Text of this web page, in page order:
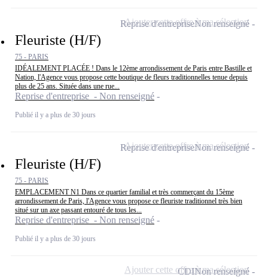
Fleuriste (H/F)
75 - PARIS
IDÉALEMENT PLACÉE ! Dans le 12ème arrondissement de Paris entre Bastille et
Nation, l'Agence vous propose cette boutique de fleurs traditionnelles tenue depuis
plus de 25 ans. Située dans une rue...
Reprise d'entreprise - Non renseigné
Publié il y a plus de 30 jours
Reprise d'entrepriseNon renseigné
Ajouter cette offre à ma sélection
Fleuriste (H/F)
75 - PARIS
EMPLACEMENT N1 Dans ce quartier familial et très commerçant du 15ème
arrondissement de Paris, l'Agence vous propose ce fleuriste traditionnel très bien
situé sur un axe passant entouré de tous les...
Reprise d'entreprise - Non renseigné
Publié il y a plus de 30 jours
Reprise d'entrepriseNon renseigné
Ajouter cette offre à ma sélection
CDINon renseigné
Ajouter cette offre à ma sélection